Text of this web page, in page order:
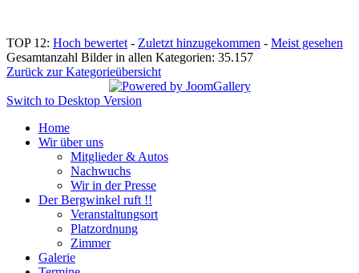
TOP 12: Hoch bewertet - Zuletzt hinzugekommen - Meist gesehen
Gesamtanzahl Bilder in allen Kategorien: 35.157
Zurück zur Kategorieübersicht
Switch to Desktop Version
Home
Wir über uns
Mitglieder & Autos
Nachwuchs
Wir in der Presse
Der Bergwinkel ruft !!
Veranstaltungsort
Platzordnung
Zimmer
Galerie